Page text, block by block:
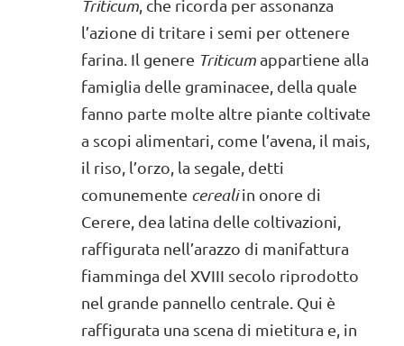
Triticum , che ricorda per assonanza
l’azione di tritare i semi per ottenere
farina. Il genere Triticumappartiene alla
famiglia delle graminacee, della quale
fanno parte molte altre piante coltivate
a scopi alimentari, come l’avena, il mais,
il riso, l’orzo, la segale, detti
comunemente cerealiin onore di
Cerere, dea latina delle coltivazioni,
raffigurata nell’arazzo di manifattura
fiamminga del XVIII secolo riprodotto
nel grande pannello centrale. Qui è
raffigurata una scena di mietitura e, in